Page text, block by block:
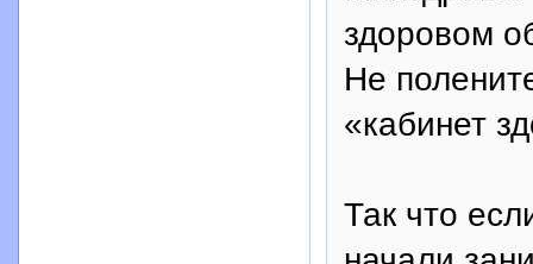
здоровом
Не
«кабинет
Так что